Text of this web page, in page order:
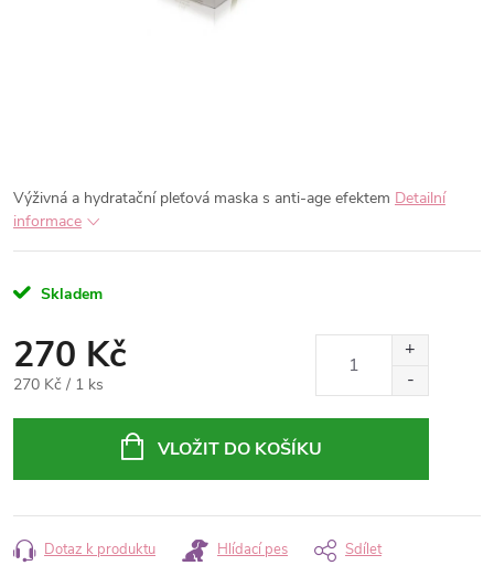
Výživná a hydratační pleťová maska s anti-age efektem Detailní
informace
Skladem
270 Kč
Měrná
270 Kč / 1 ks
VLOŽIT DO KOŠÍKU
Dotaz k produktu Hlídací pes Sdílet